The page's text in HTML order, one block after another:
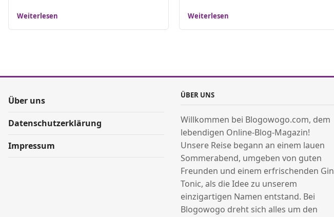
Weiterlesen Weiterlesen
Über uns
Datenschutzerklärung
Impressum
ÜBER UNS
Willkommen bei Blogowogo.com, dem
lebendigen Online-Blog-Magazin!
Unsere Reise begann an einem lauen
Sommerabend, umgeben von guten
Freunden und einem erfrischenden Gin
Tonic, als die Idee zu unserem
einzigartigen Namen entstand. Bei
Blogowogo dreht sich alles um den